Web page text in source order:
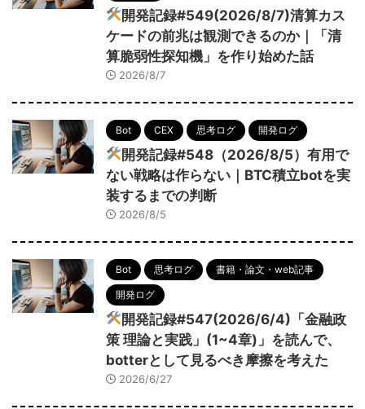
開発記録#549(2026/8/7)清算カス
ケードの前兆は観測できるのか｜「清
算脆弱性探知機」を作り始めた話
2026/8/7
Bot CEX 思考ログ 開発ログ
開発記録#548（2026/8/5）有用で
ない戦略は作らない｜BTC積立botを実
装するまでの判断
2026/8/5
Bot 思考ログ 書籍・論文・web記事
開発ログ
開発記録#547(2026/6/4)「金融政
策 理論と実践」(1~4章)」を読んで、
botterとして見るべき摩擦を考えた
2026/6/27